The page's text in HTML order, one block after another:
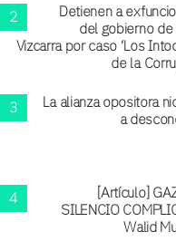
Detienen a
del gobierno de
Vizcarra por caso ‘Los
de la
La alianza opositora
a
[Artículo]
SILENCIO
Walid